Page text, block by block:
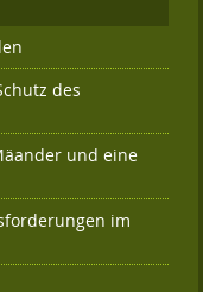
des
und eine
im